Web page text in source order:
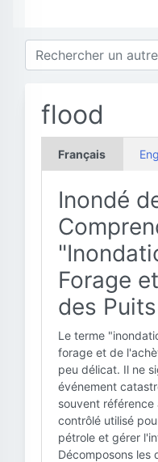
flood
Français
Inondé
Forage
des Puits
Le terme
forage et de
peu délicat. Il ne
événement
souvent
contrôlé utilisé
pétrole et gérer
Décomposons les